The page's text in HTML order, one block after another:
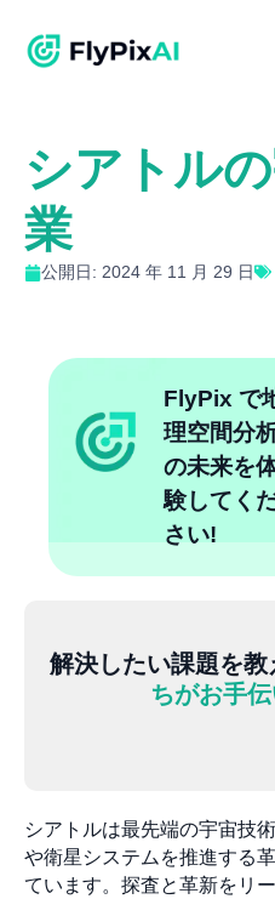
シアトル
業
公開日: 2024 年 11 月 29 日
FlyPix で
理空間分
の未来を
験してく
さい!
解決したい課題を教
ちがお手伝
シアトルは最先端の宇宙技
や衛星システムを推進する
ています。探査と革新をリ